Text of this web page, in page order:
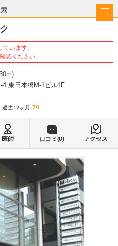
います。
認ください。
)
4 東日本橋M-1ビル1F
過去12ヶ月: 79
医師 口コミ(0) アクセス